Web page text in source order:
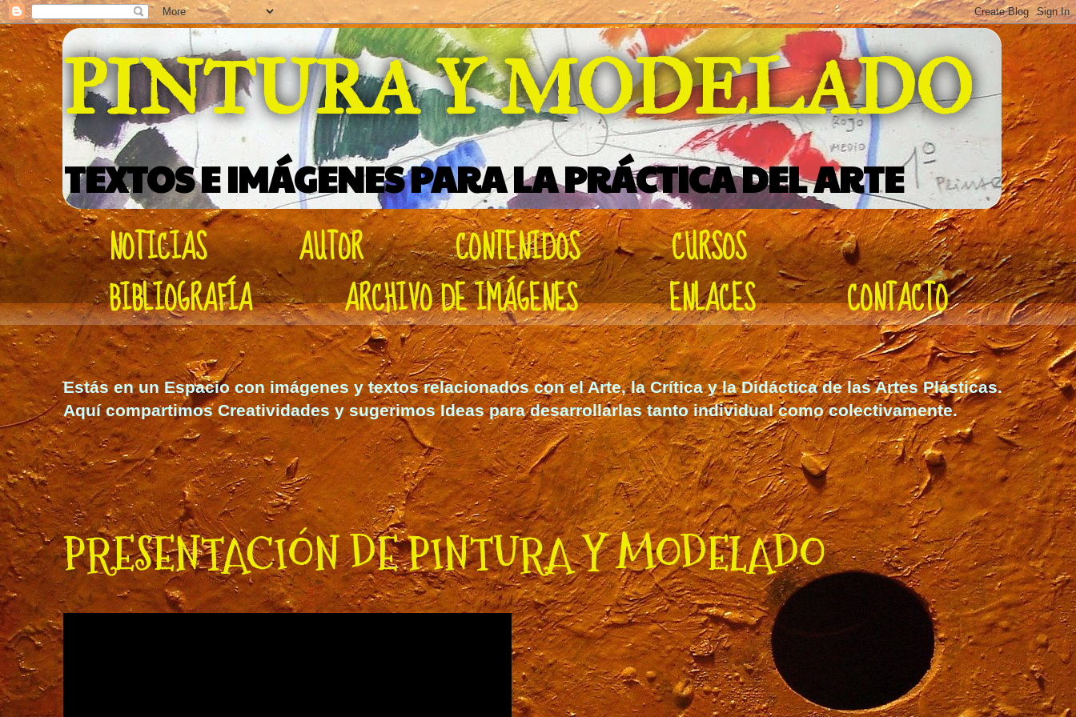
PINTURA Y MODELADO
TEXTOS E IMÁGENES PARA LA PRÁCTICA DEL ARTE
NOTICIAS AUTOR CONTENIDOS
CURSOS
BIBLIOGRAFÍA
ARCHIVO DE IMÁGENES ENLACES CONTACTO
Estás en un Espacio con imágenes y textos relacionados con el Arte, la Crítica y la Didáctica de las Artes Plásticas.
Aquí compartimos Creatividades y sugerimos Ideas para desarrollarlastanto individual como colectivamente.
PRESENTACIÓN DE PINTURA Y MODELADO